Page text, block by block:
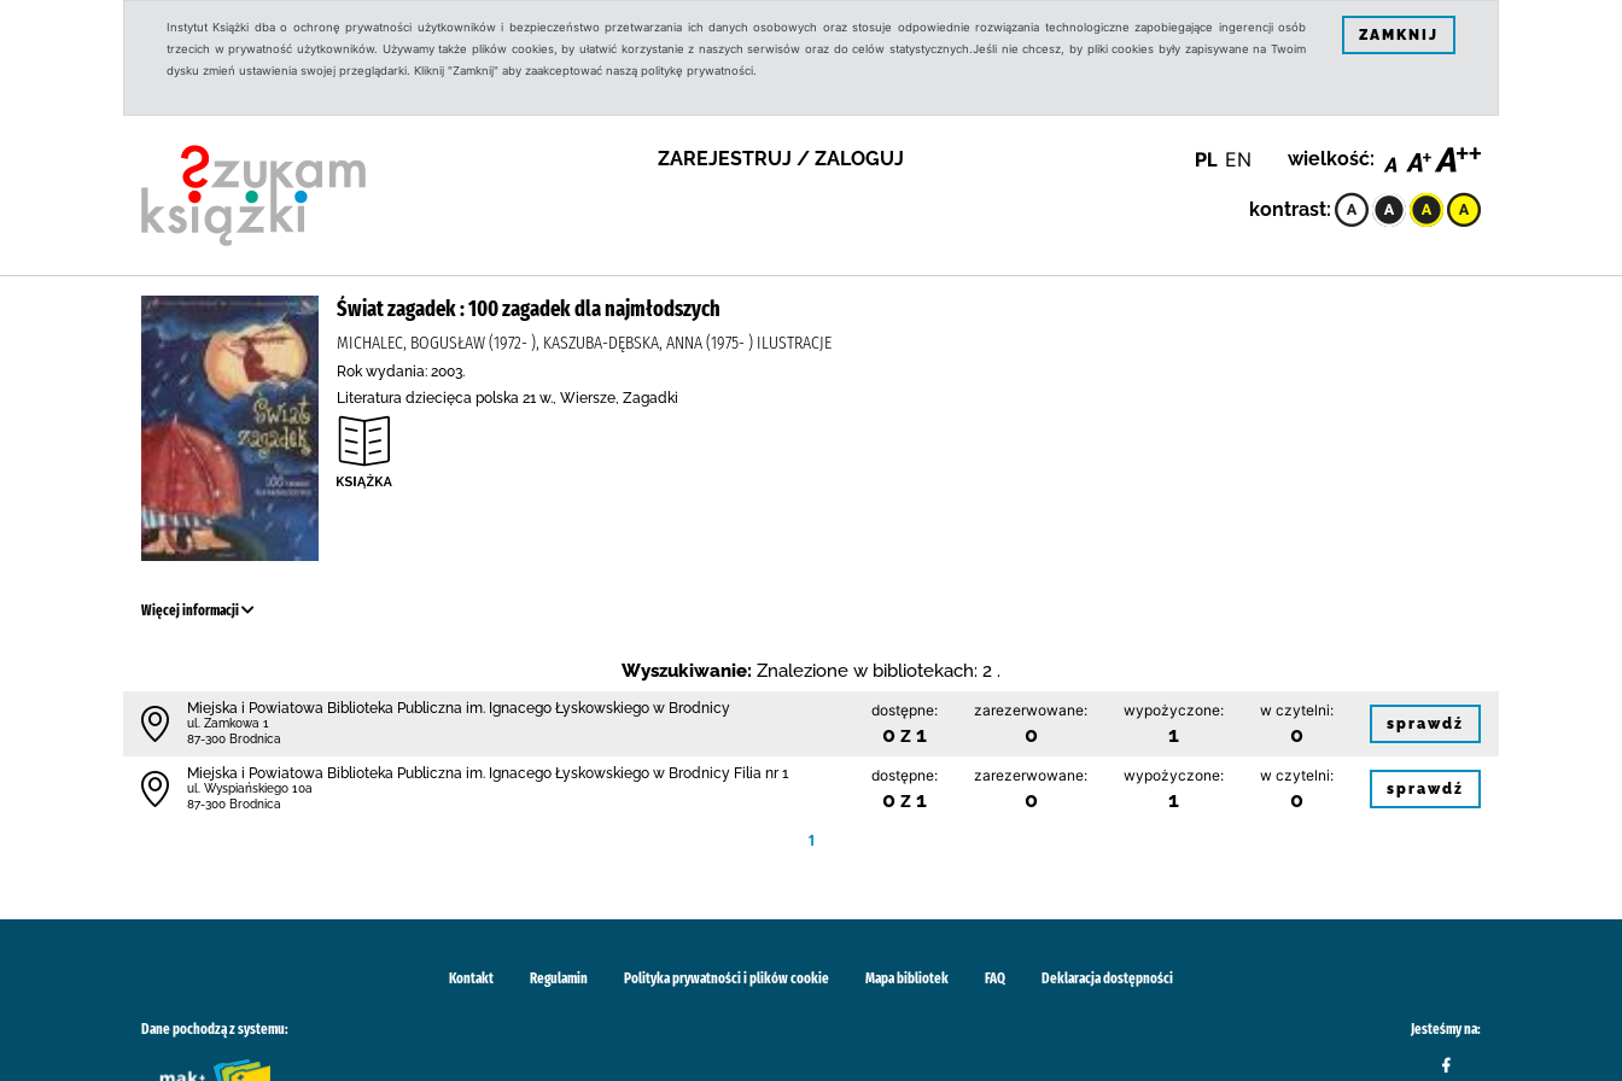
Instytut Książki dba o ochronę prywatności użytkowników i bezpieczeństwo przetwarzania ich danych osobowych oraz stosuje odpowiednie rozwiązania technologiczne zapobiegające ingerencji osób
trzecich w prywatność użytkowników. Używamy także plików cookies, by ułatwić korzystanie z naszych serwisów oraz do celów statystycznych.Jeśli nie chcesz, by pliki cookies były zapisywane na Twoim
dysku zmień ustawienia swojej przeglądarki. Kliknij "Zamknij" aby zaakceptować naszą politykę prywatności.
ZAMKNIJ
ZAREJESTRUJ / ZALOGUJ PL EN wielkość:
kontrast:
Świat zagadek : 100 zagadek dla najmłodszych
MICHALEC, BOGUSŁAW (1972- ), KASZUBA-DĘBSKA, ANNA (1975- ) ILUSTRACJE
Rok wydania: 2003.
Literatura dziecięca polska 21 w., Wiersze, Zagadki
Więcej informacji
Wyszukiwanie: Znalezione w bibliotekach: 2 .
Miejska i Powiatowa Biblioteka Publiczna im. Ignacego Łyskowskiego w Brodnicy
ul. Zamkowa 1
87-300 Brodnica
dostępne:
0 z 1
zarezerwowane:
0
wypożyczone:
1
w czytelni:
0 sprawdź
Miejska i Powiatowa Biblioteka Publiczna im. Ignacego Łyskowskiego w Brodnicy Filia nr 1
ul. Wyspiańskiego 10a
87-300 Brodnica
dostępne:
0 z 1
zarezerwowane:
0
wypożyczone:
1
w czytelni:
0 sprawdź
1
Kontakt Regulamin Polityka prywatności i plików cookie Mapa bibliotek FAQ Deklaracja dostępności
Dane pochodzą z systemu: Jesteśmy na: